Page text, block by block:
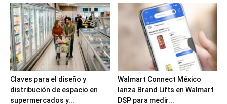
Claves para el diseño y
distribución de espacio en
supermercados y...
Walmart Connect México
lanza Brand Lifts en Walmart
DSP para medir...